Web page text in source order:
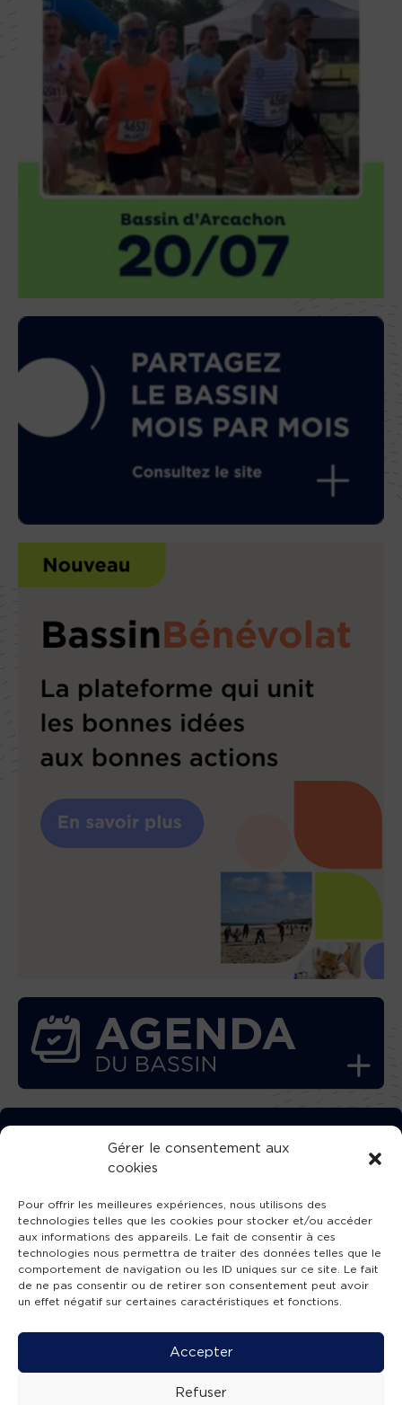
Gérer le consentement aux
cookies
Pour offrir les meilleures expériences, nous utilisons des
technologies telles que les cookies pour stocker et/ou accéder
aux informations des appareils. Le fait de consentir à ces
technologies nous permettra de traiter des données telles que le
comportement de navigation ou les ID uniques sur ce site. Le fait
de ne pas consentir ou de retirer son consentement peut avoir
un effet négatif sur certaines caractéristiques et fonctions.
Accepter
Refuser
TÉLÉCHARGEZ GRATUITEMENT
L’APPLICATION TVBA !
SUIVEZ-NOUS !
Mentions légales -Accessibilité